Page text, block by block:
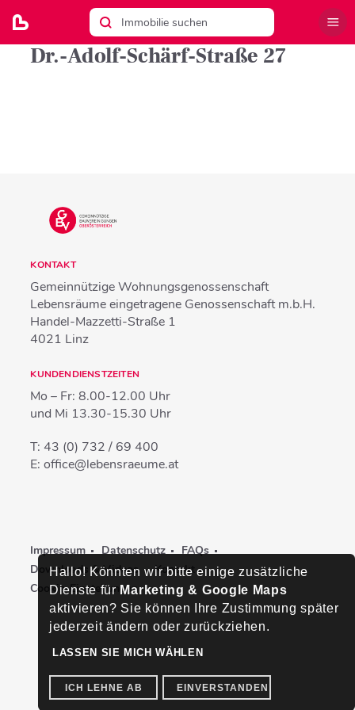
Dr.-Adolf-Schärf-Straße 27
KONTAKT
Gemeinnützige Wohnungsgenossenschaft
Lebensräume eingetragene Genossenschaft m.b.H.
Handel-Mazzetti-Straße 1
4021 Linz
KUNDENDIENSTZEITEN
Mo – Fr: 8.00-12.00 Uhr
und Mi 13.30-15.30 Uhr
T:43 (0) 732 / 69 400
E:office@lebensraeume.at
Impressum Datenschutz
FAQs
Downloads & Videos
Kontakt
Cookie-Einstellungen
Hallo! Könnten wir bitte einige zusätzliche
Dienste für Marketing & Google Maps
aktivieren? Sie können Ihre Zustimmung später
jederzeit ändern oder zurückziehen.
LASSEN SIE MICH WÄHLEN
ICH LEHNE AB EINVERSTANDEN